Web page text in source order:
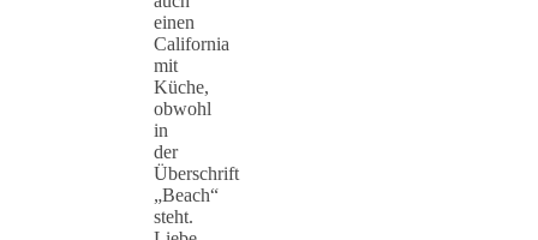
einen
California
mit
Küche,
obwohl
in
der
Überschrift
„Beach“
steht.